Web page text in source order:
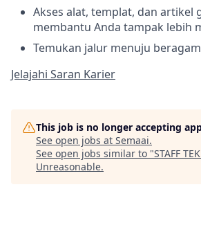
Akses alat, templat, dan artikel
membantu Anda tampak lebih
Temukan jalur menuju
Jelajahi Saran Karier
This job is no longer accepting
See open jobs at Semaai.
See open jobs similar to "STAFF
Unreasonable.